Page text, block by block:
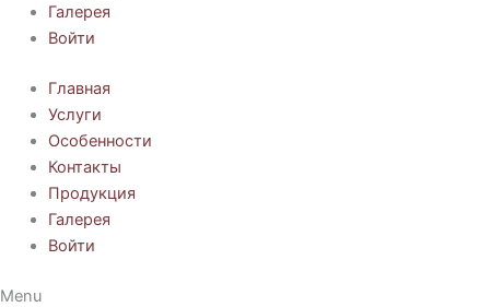
Галерея
Войти
Главная
Услуги
Особенности
Контакты
Продукция
Галерея
Войти
Menu